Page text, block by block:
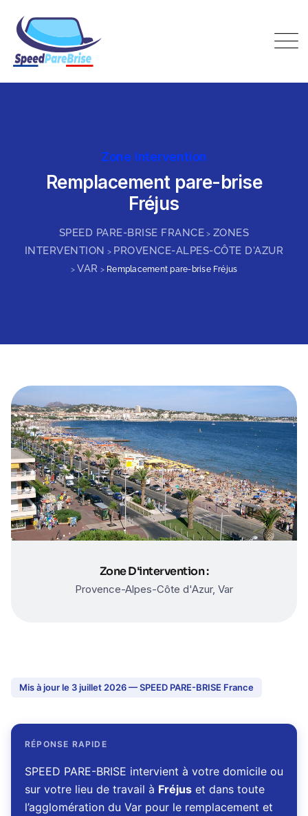
content
Speed Pare-Brise France
Zone Intervention
Remplacement pare-brise
Fréjus
SPEED PARE-BRISE FRANCE > ZONES
INTERVENTION > PROVENCE-ALPES-CÔTE D'AZUR
>VAR > Remplacement pare-brise Fréjus
Zone D'intervention :
Provence-Alpes-Côte d'Azur, Var
Mis à jour le 3 juillet 2026 — SPEED PARE-BRISE France
RÉPONSE RAPIDE
SPEED PARE-BRISE intervient à votre domicile ou
sur votre lieu de travail à Fréjus et dans toute
l’agglomération du Var pour le remplacement et